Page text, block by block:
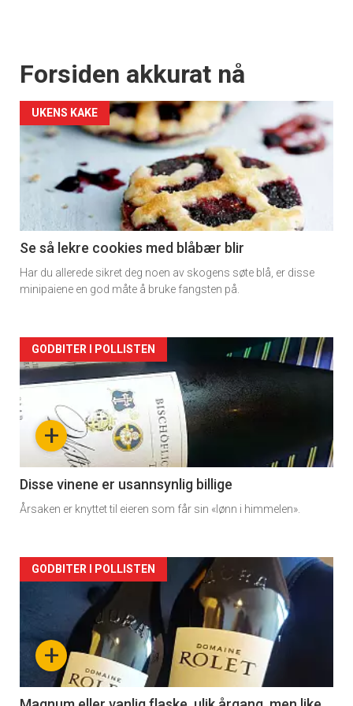
Forsiden akkurat nå
UKENS KAKE
Se så lekre cookies med blåbær blir
Har du allerede sikret deg noen av skogens søte blå, er disse
minipaiene en god måte å bruke fangsten på.
Forsiden
akkurat
nå
2
+
GODBITER I POLLISTEN
Disse vinene er usannsynlig billige
Årsaken er knyttet til eieren som får sin «lønn i himmelen».
Forsiden
akkurat
nå+
GODBITER I POLLISTEN